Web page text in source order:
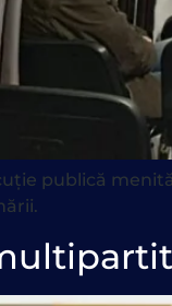
publică